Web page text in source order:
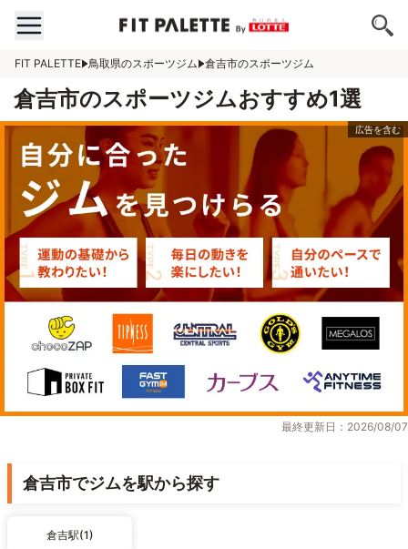
FIT PALETTE 鳥取県のスポーツジム 倉吉市のスポーツジム
倉吉市のスポーツジムおすすめ1選
最終更新日：2026/08/07
倉吉市でジムを駅から探す
倉吉駅(1)